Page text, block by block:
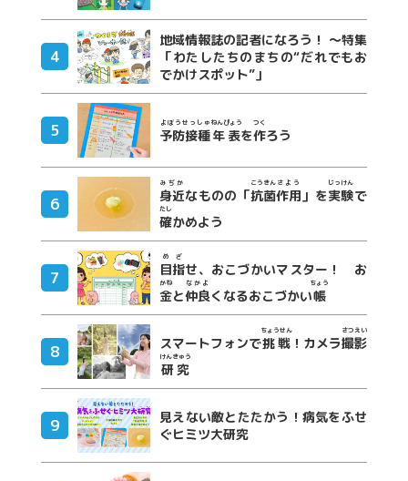
地域情報誌の記者になろう！ ～特集
「わたしたちのまちの“だれでもお
でかけスポット”」
予防接種
よぼうせっしゅ
年表
ねんぴょう
を作
つく
ろう
身近
みぢか
なものの「抗菌
こうきん
作用
さよう
」を実験
じっけん
で
確
たし
かめよう
目指
めざ
せ、おこづかいマスター！ お
金
かね
と仲良
なかよ
くなるおこづかい帳
ちょう
スマートフォンで挑戦
ちょうせん
！カメラ撮影
さつえい
研究
けんきゅう
見えない敵とたたかう！病気をふせ
ぐヒミツ大研究